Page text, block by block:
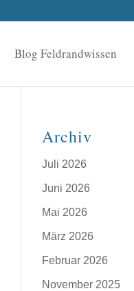
Blog Feldrandwissen
Archiv
Juli 2026
Juni 2026
Mai 2026
März 2026
Februar 2026
November 2025